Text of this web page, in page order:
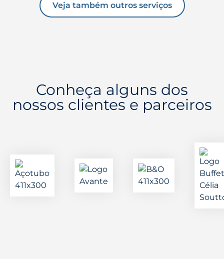
Veja também outros serviços
Conheça alguns dos
nossos clientes e parceiros